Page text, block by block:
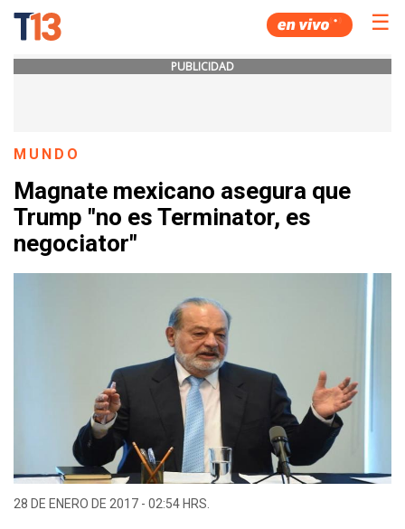
☰
PUBLICIDAD
MUNDO
Magnate mexicano asegura que
Trump "no es Terminator, es
negociator"
28 DE ENERO DE 2017 - 02:54 HRS.